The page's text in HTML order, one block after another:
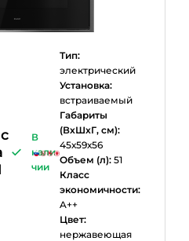
В
нали
чии
Тип:
электрический
Установка:
встраиваемый
Габариты
(ВхШхГ, см):
45х59х56
Объем (л):51
Класс
экономичности:
A++
Цвет:
нержавеющая